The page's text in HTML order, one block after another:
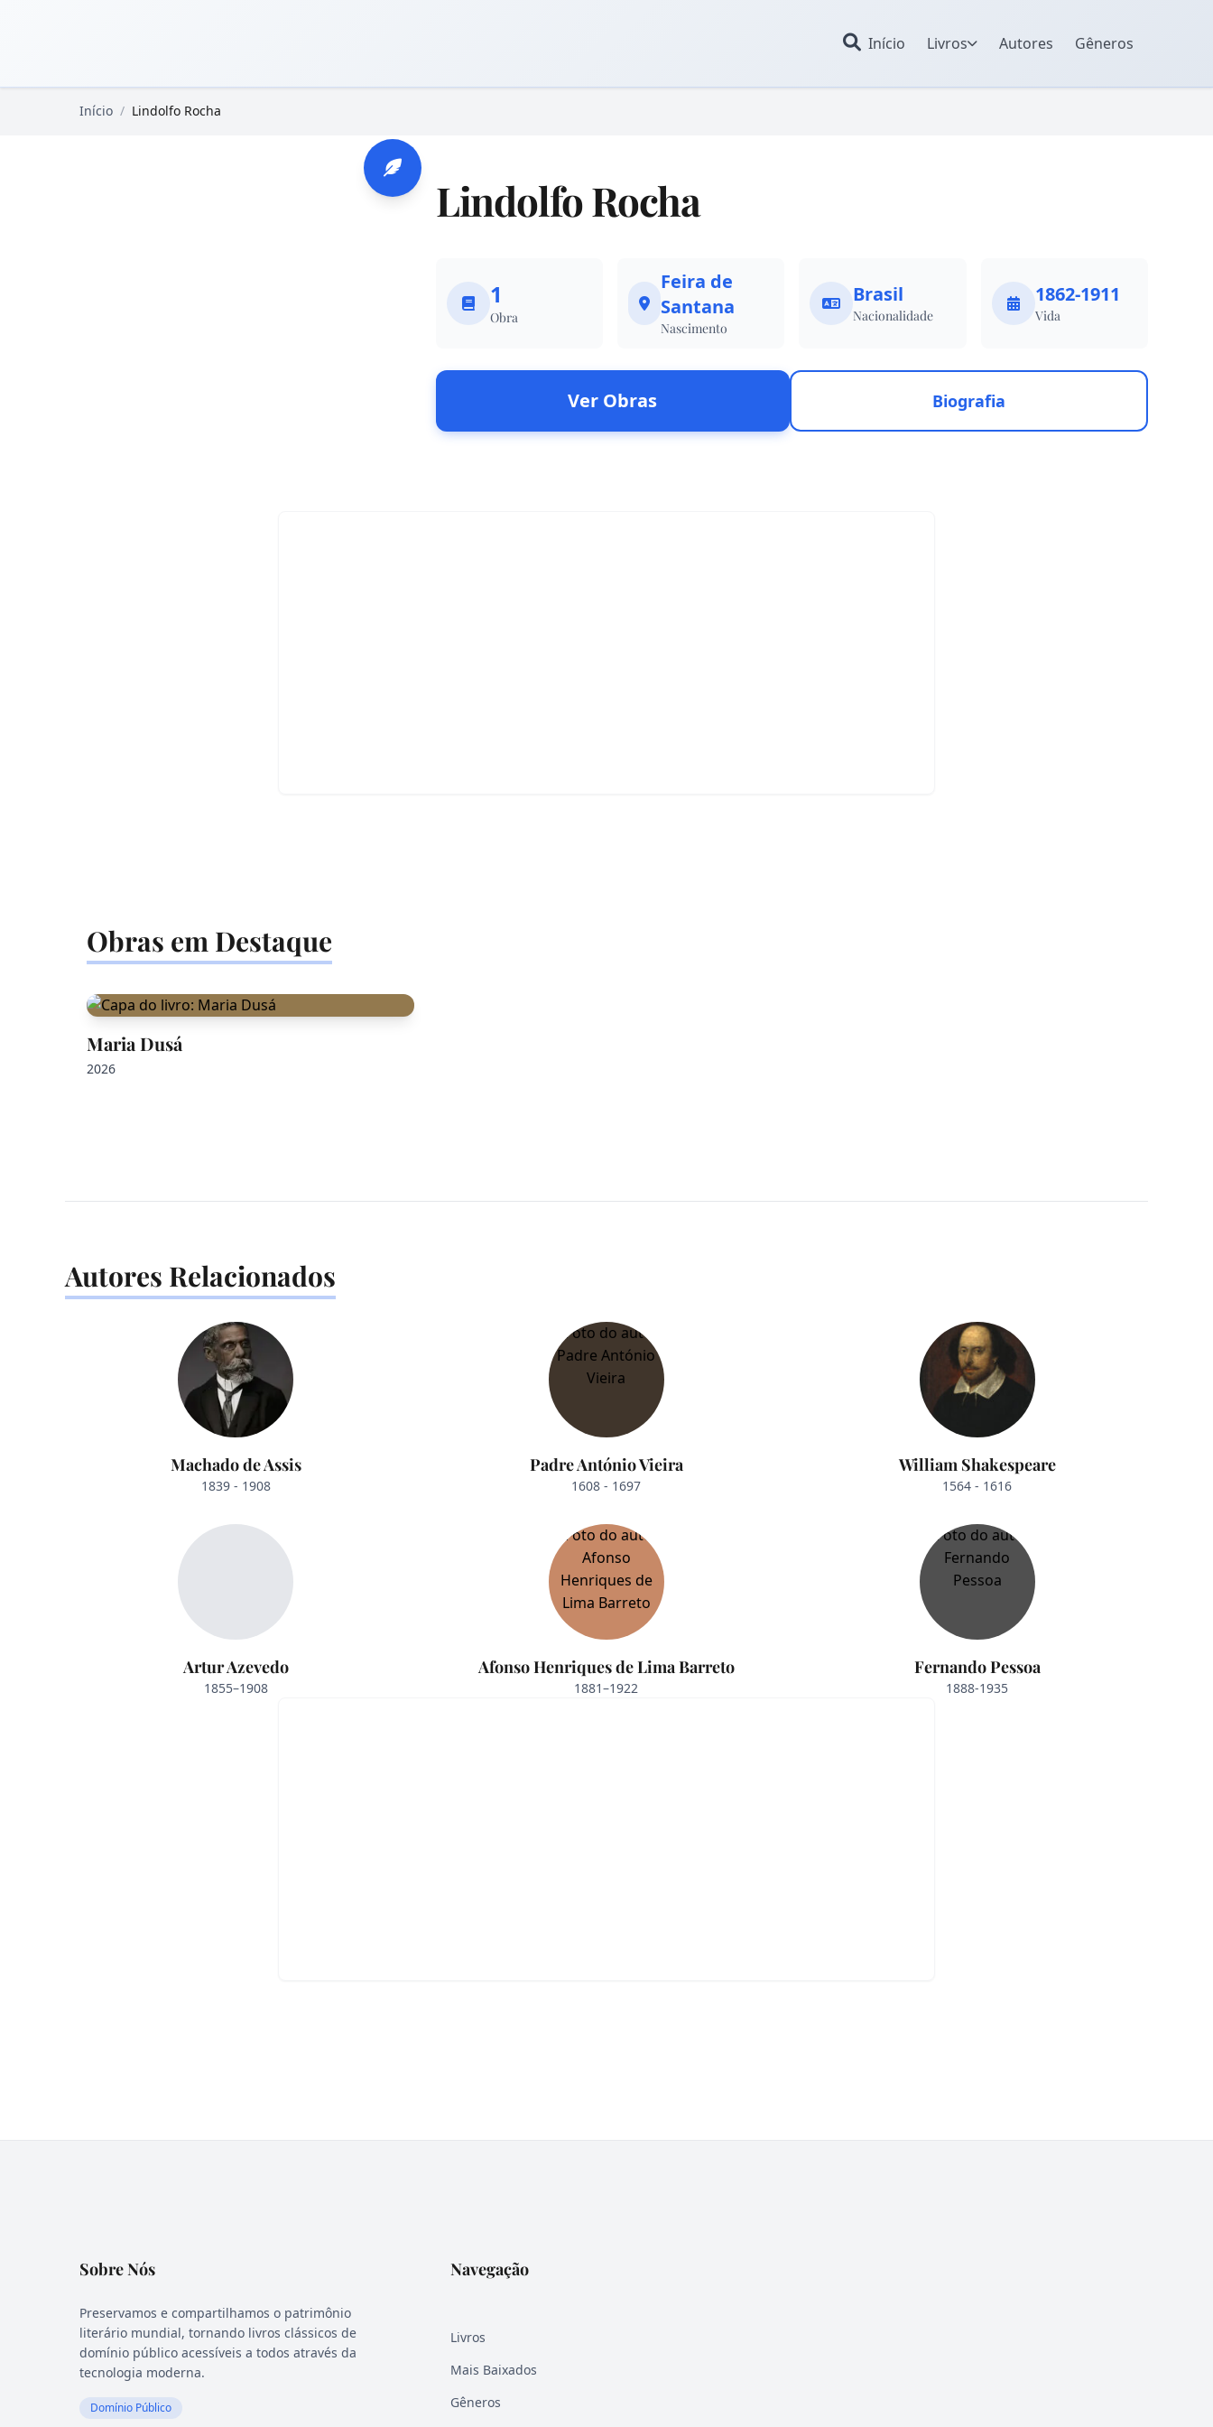
Início Livros Autores Gêneros
Início / Lindolfo Rocha
Lindolfo Rocha
1
Obra
Feira de
Santana
Nascimento
Brasil
Nacionalidade
1862-1911
Vida
Ver Obras Biografia
Obras em Destaque
Maria Dusá
2026
Autores Relacionados
Machado de Assis
1839 - 1908
Padre António Vieira
1608 - 1697
William Shakespeare
1564 - 1616
Artur Azevedo
1855–1908
Afonso Henriques de Lima Barreto
1881–1922
Fernando Pessoa
1888-1935
Sobre Nós
Preservamos e compartilhamos o patrimônio
literário mundial, tornando livros clássicos de
domínio público acessíveis a todos através da
tecnologia moderna.
Domínio Público
Navegação
Livros
Mais Baixados
Gêneros